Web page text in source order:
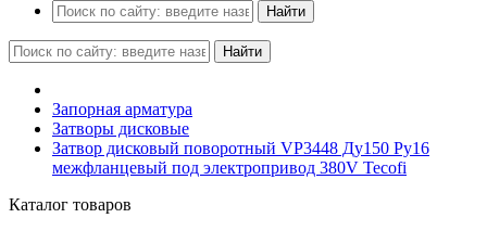
Найти
Найти
Запорная арматура
Затворы дисковые
Затвор дисковый поворотный VP3448 Ду150 Ру16
межфланцевый под электропривод 380V Tecofi
Каталог товаров